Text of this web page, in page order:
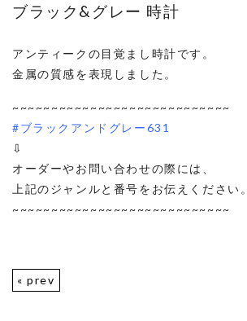
ブラック&グレー 時計
アンティークの目覚まし時計です。
金属の質感を表現しました。
~~~~~~~~~~~~~~~~~~~~~~~~~~~~
#ブラックアンドグレー631
⇩
オーダーやお問い合わせの際には、
上記のジャンルと番号をお伝えください。
~~~~~~~~~~~~~~~~~~~~~~~~~~~~
« prev